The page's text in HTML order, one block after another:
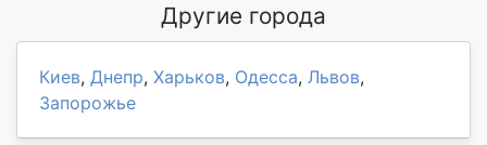
Другие города
Киев, Днепр, Харьков, Одесса, Львов,
Запорожье